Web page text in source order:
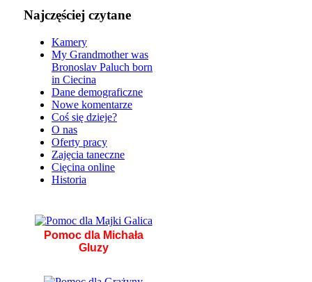
Najczęściej czytane
Kamery
My Grandmother was
Bronoslav Paluch born
in Ciecina
Dane demograficzne
Nowe komentarze
Coś się dzieje?
O nas
Oferty pracy
Zajęcia taneczne
Cięcina online
Historia
Pomoc dla Michała
Gluzy